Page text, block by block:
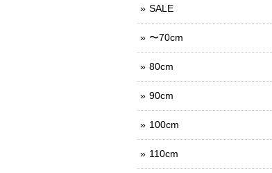
SALE
〜70cm
80cm
90cm
100cm
110cm